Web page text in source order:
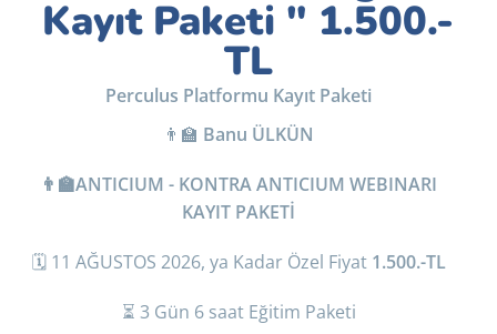
Kayıt Paketi " 1.500.-
TL
Perculus Platformu Kayıt Paketi
👨‍🏫 Banu ÜLKÜN
👨‍🏫ANTICIUM - KONTRA ANTICIUM WEBINARI
KAYIT PAKETİ
🗓️ 11 AĞUSTOS 2026, ya Kadar Özel Fiyat 1.500.-TL
⏳ 3 Gün 6 saat Eğitim Paketi